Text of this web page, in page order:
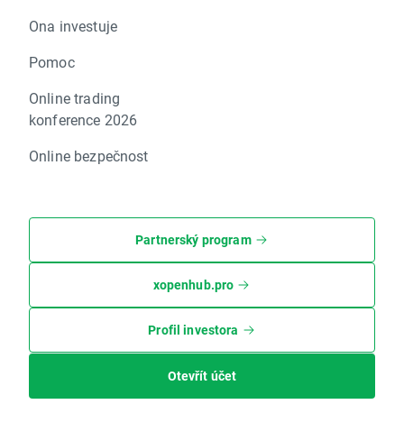
Ona investuje
Pomoc
Online trading
konference 2026
Online bezpečnost
Partnerský program
xopenhub.pro
Profil investora
Otevřít účet